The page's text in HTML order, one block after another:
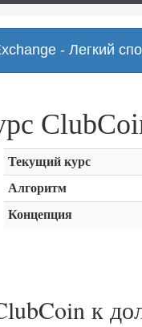
- Легкий
Текущий курс
Алгоритм
Концепция
к